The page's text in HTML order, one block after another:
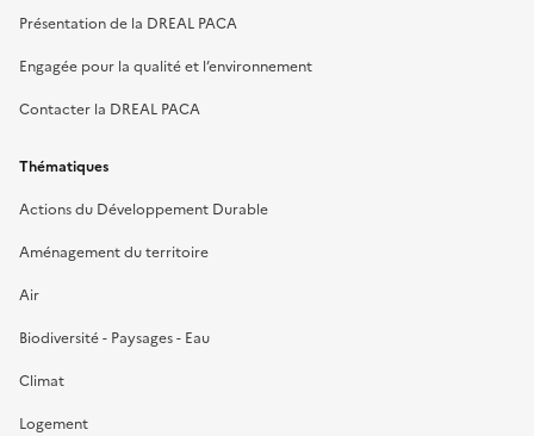
Présentation de la DREAL PACA
Engagée pour la qualité et l’environnement
Contacter la DREAL PACA
Thématiques
Actions du Développement Durable
Aménagement du territoire
Air
Biodiversité - Paysages - Eau
Climat
Logement